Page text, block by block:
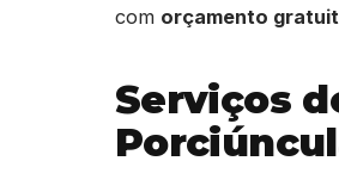
com orçamento
Serviços